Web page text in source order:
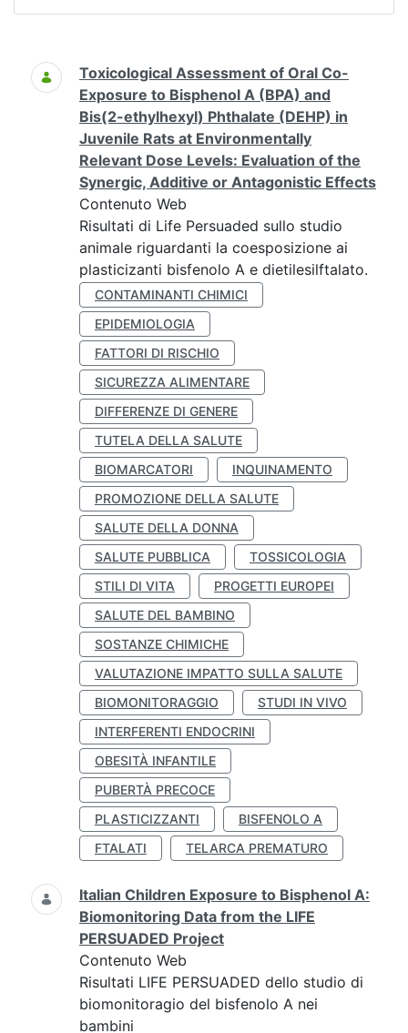
Ricerca
Toxicological Assessment of Oral Co-
Exposure to Bisphenol A (BPA) and
Bis(2-ethylhexyl) Phthalate (DEHP) in
Juvenile Rats at Environmentally
Relevant Dose Levels: Evaluation of the
Synergic, Additive or Antagonistic Effects
Contenuto Web
Risultati di Life Persuaded sullo studio
animale riguardanti la coesposizione ai
plasticizanti bisfenolo A e dietilesilftalato.
CONTAMINANTI CHIMICI
EPIDEMIOLOGIA
FATTORI DI RISCHIO
SICUREZZA ALIMENTARE
DIFFERENZE DI GENERE
TUTELA DELLA SALUTE
BIOMARCATORI
INQUINAMENTO
PROMOZIONE DELLA SALUTE
SALUTE DELLA DONNA
SALUTE PUBBLICA
TOSSICOLOGIA
STILI DI VITA
PROGETTI EUROPEI
SALUTE DEL BAMBINO
SOSTANZE CHIMICHE
VALUTAZIONE IMPATTO SULLA SALUTE
BIOMONITORAGGIO
STUDI IN VIVO
INTERFERENTI ENDOCRINI
OBESITÀ INFANTILE
PUBERTÀ PRECOCE
PLASTICIZZANTI
BISFENOLO A
FTALATI
TELARCA PREMATURO
Italian Children Exposure to Bisphenol A:
Biomonitoring Data from the LIFE
PERSUADED Project
Contenuto Web
Risultati LIFE PERSUADED dello studio di
biomonitoragio del bisfenolo A nei
bambini